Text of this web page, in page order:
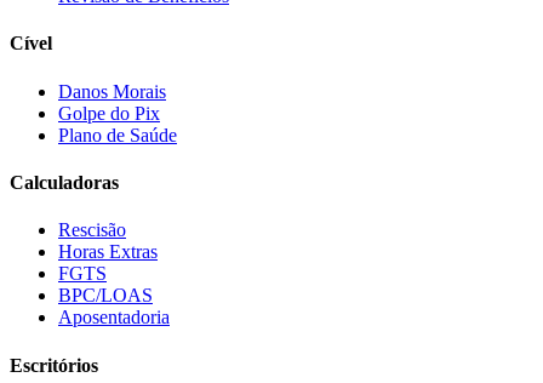
Cível
Danos Morais
Golpe do Pix
Plano de Saúde
Calculadoras
Rescisão
Horas Extras
FGTS
BPC/LOAS
Aposentadoria
Escritórios